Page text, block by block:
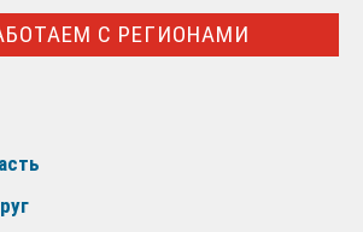
С РЕГИОНАМИ